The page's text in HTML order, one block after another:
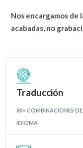
Nos encargamos
acabadas, no
Traducción
80+ COMBINACIONES DE
IDIOMA